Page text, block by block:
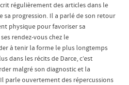
régulièrement des articles dans le
sa progression. Il a parlé de son retour
physique pour favoriser sa
rendez-vous chez le
à tenir la forme le plus longtemps
dans les récits de Darce, c’est
malgré son diagnostic et la
parle ouvertement des répercussions